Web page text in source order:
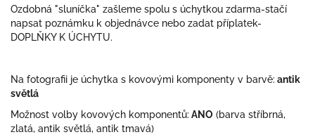
Ozdobná "sluníčka" zašleme spolu s úchytkou zdarma-stačí
napsat poznámku k objednávce nebo zadat příplatek-
DOPLŇKY K ÚCHYTU.
Na fotografii je úchytka s kovovými komponenty v barvě: antik
světlá
Možnost volby kovových komponentů: ANO (barva stříbrná,
zlatá, antik světlá, antik tmavá)